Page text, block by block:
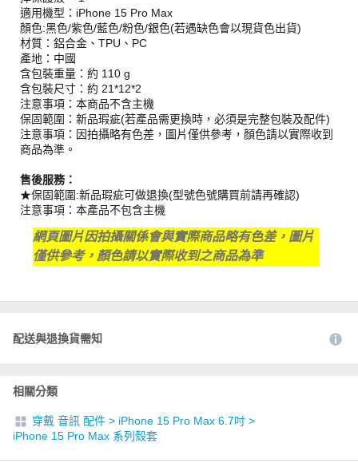
適用機型：iPhone 15 Pro Max
顏色:黑色/紫色/藍色/粉色/銀色(若遇缺色會以現貨色出貨)
材質：鋁合金、TPU、PC
產地：中國
含包裝重量：約 110 g
含包裝尺寸：約 21*12*2
注意事項：本商品不含主機
保固範圍：新品瑕疵(若產品需更換時，必須是完整包裝及配件)
注意事項：因拍攝略有色差，圖片僅供參考，顏色請以實際收到
商品為準。
售後服務：
★保固範圍:新品瑕疵可做退換(型號色號購買前請再確認)
注意事項：本產品不包含主機
網頁圖片因拍攝關係會與實際商品略有色差，圖片
僅供參考，顏色請以實際收到之商品為準
配送與退換貨需知
相關分類
穿戴 音訊 配件 > iPhone 15 Pro Max 6.7吋 >
iPhone 15 Pro Max 系列殼套